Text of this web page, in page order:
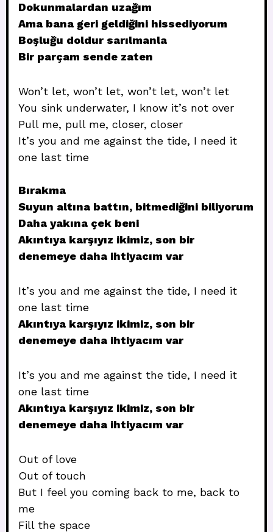
Dokunmalardan uzağım
Ama bana geri geldiğini hissediyorum
Boşluğu doldur sarılmanla
Bir parçam sende zaten
Won’t let, won’t let, won’t let, won’t let
You sink underwater, I know it’s not over
Pull me, pull me, closer, closer
It’s you and me against the tide, I need it
one last time
Bırakma
Suyun altına battın, bitmediğini biliyorum
Daha yakına çek beni
Akıntıya karşıyız ikimiz, son bir
denemeye daha ihtiyacım var
It’s you and me against the tide, I need it
one last time
Akıntıya karşıyız ikimiz, son bir
denemeye daha ihtiyacım var
It’s you and me against the tide, I need it
one last time
Akıntıya karşıyız ikimiz, son bir
denemeye daha ihtiyacım var
Out of love
Out of touch
But I feel you coming back to me, back to
me
Fill the space